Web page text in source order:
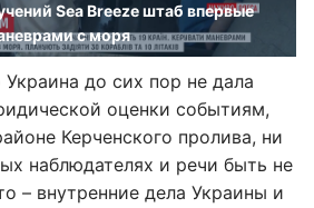
Sea Breeze штаб впервые
с моря
до сих пор не дала
оценки событиям,
Керченского пролива, ни
наблюдателях и речи быть не
– внутренние дела Украины и